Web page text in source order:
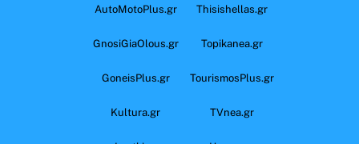
AutoMotoPlus.gr Thisishellas.gr
GnosiGiaOlous.gr Topikanea.gr
GoneisPlus.gr TourismosPlus.gr
Kultura.gr TVnea.gr